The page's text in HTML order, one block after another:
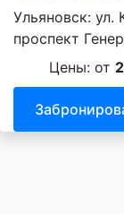
Ульяновск: ул.
проспект
Цены: от